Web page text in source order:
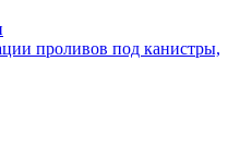
проливов под канистры,